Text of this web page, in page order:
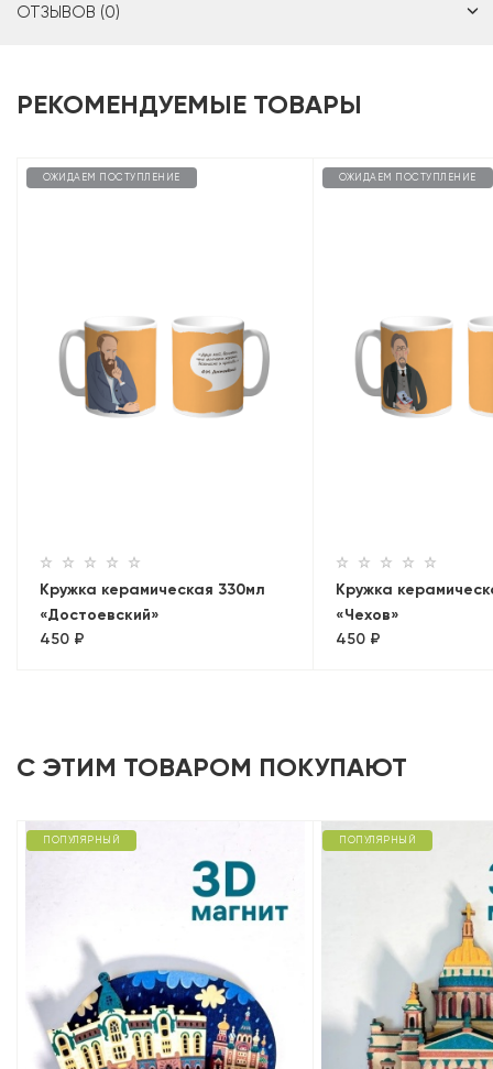
ОТЗЫВОВ (0)
РЕКОМЕНДУЕМЫЕ ТОВАРЫ
ОЖИДАЕМ ПОСТУПЛЕНИЕ
Кружка керамическая 330мл
«Достоевский»
450 ₽
ОЖИДАЕМ ПОСТУПЛЕНИЕ
Кружка
«Чехов»
450 ₽
С ЭТИМ ТОВАРОМ ПОКУПАЮТ
ПОПУЛЯРНЫЙ ПОПУЛЯРНЫЙ